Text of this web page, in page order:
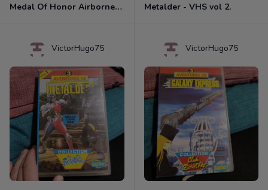
Medal Of Honor Airborne Xbox 360 Metalder - VHS vol 2.
VictorHugo75 VictorHugo75